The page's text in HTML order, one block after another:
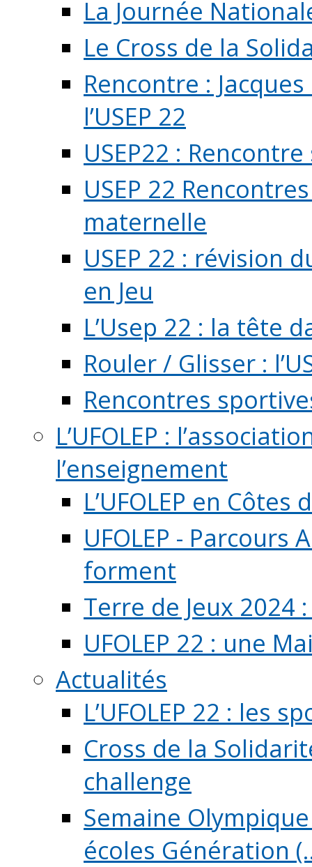
La Journée
Le Cross de la
Rencontre :
l’USEP 22
USEP22 :
USEP 22
maternelle
USEP 22 : révision
en Jeu
L’Usep 22 : la tête
Rouler / Glisser :
Rencontres
L’UFOLEP :
l’enseignement
L’UFOLEP en Côtes
UFOLEP -
forment
Terre de Jeux 2024
UFOLEP 22 : une
Actualités
L’UFOLEP 22 : les
Cross de la
challenge
Semaine
écoles Génération